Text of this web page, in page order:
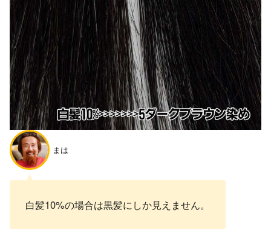
まは
白髪10%の場合は黒髪にしか見えません。